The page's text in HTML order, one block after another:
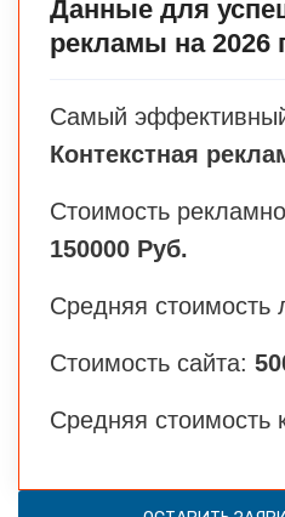
Данные для
рекламы на 2026
Самый
Контекстная
Стоимость
150000 Руб.
Средняя стоимость
Стоимость сайта:
Средняя стоимость